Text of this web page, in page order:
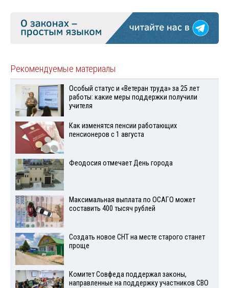
Рекомендуемые материалы
Особый статус и «Ветеран труда» за 25 лет
работы: какие меры поддержки получили
учителя
Как изменятся пенсии работающих
пенсионеров с 1 августа
Феодосия отмечает День города
Максимальная выплата по ОСАГО может
составить 400 тысяч рублей
Создать новое СНТ на месте старого станет
проще
Комитет Совфеда поддержал законы,
направленные на поддержку участников СВО